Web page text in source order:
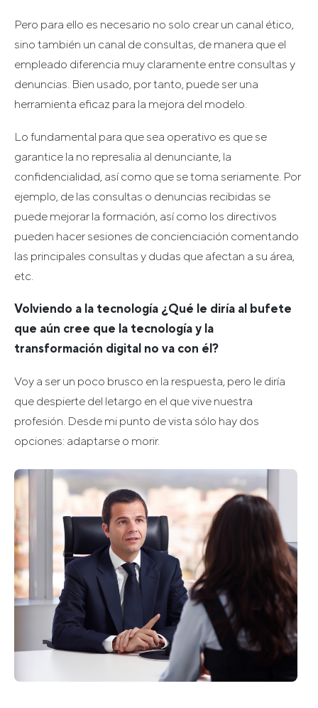
Pero para ello es necesario no solo crear un canal ético,
sino también un canal de consultas, de manera que el
empleado diferencia muy claramente entre consultas y
denuncias. Bien usado, por tanto, puede ser una
herramienta eficaz para la mejora del modelo.
Lo fundamental para que sea operativo es que se
garantice la no represalia al denunciante, la
confidencialidad, así como que se toma seriamente. Por
ejemplo, de las consultas o denuncias recibidas se
puede mejorar la formación, así como los directivos
pueden hacer sesiones de concienciación comentando
las principales consultas y dudas que afectan a su área,
etc.
Volviendo a la tecnología ¿Qué le diría al bufete
que aún cree que la tecnología y la
transformación digital no va con él?
Voy a ser un poco brusco en la respuesta, pero le diría
que despierte del letargo en el que vive nuestra
profesión. Desde mi punto de vista sólo hay dos
opciones: adaptarse o morir.